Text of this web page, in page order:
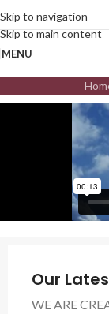
Skip to navigation
Skip to main content
MENU
Our
WE ARE